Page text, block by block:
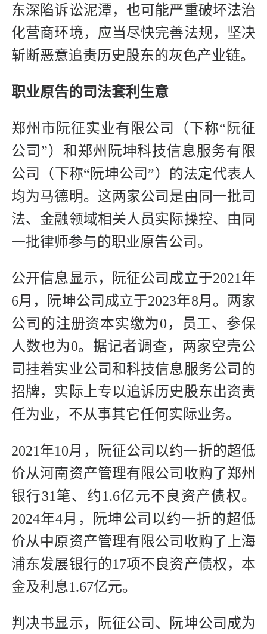
东深陷诉讼泥潭，也可能严重破坏法治
化营商环境，应当尽快完善法规，坚决
斩断恶意追责历史股东的灰色产业链。
职业原告的司法套利生意
郑州市阮征实业有限公司（下称“阮征
公司”）和郑州阮坤科技信息服务有限
公司（下称“阮坤公司”）的法定代表人
均为马德明。这两家公司是由同一批司
法、金融领域相关人员实际操控、由同
一批律师参与的职业原告公司。
公开信息显示，阮征公司成立于2021年
6月，阮坤公司成立于2023年8月。两家
公司的注册资本实缴为0，员工、参保
人数也为0。据记者调查，两家空壳公
司挂着实业公司和科技信息服务公司的
招牌，实际上专以追诉历史股东出资责
任为业，不从事其它任何实际业务。
2021年10月，阮征公司以约一折的超低
价从河南资产管理有限公司收购了郑州
银行31笔、约1.6亿元不良资产债权。
2024年4月，阮坤公司以约一折的超低
价从中原资产管理有限公司收购了上海
浦东发展银行的17项不良资产债权，本
金及利息1.67亿元。
判决书显示，阮征公司、阮坤公司成为